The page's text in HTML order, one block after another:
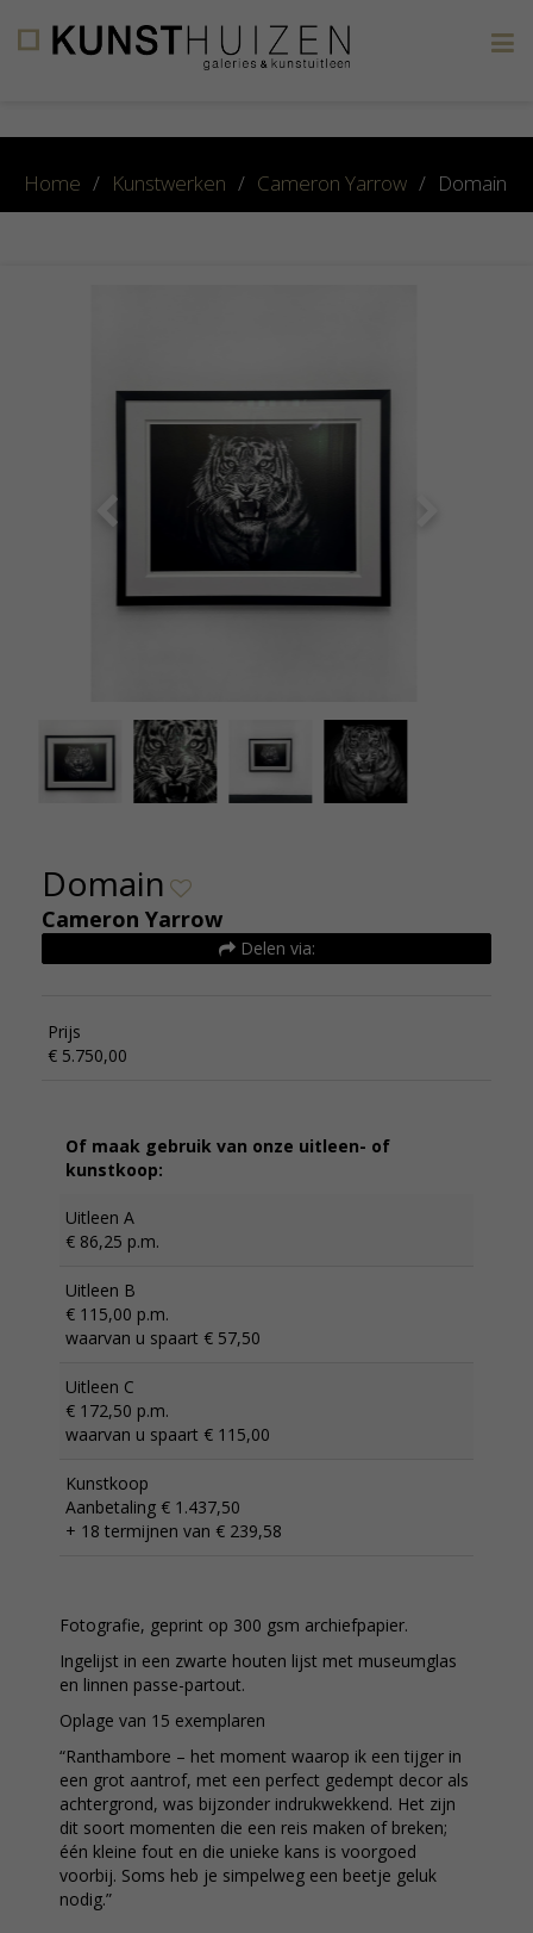
Home / Kunstwerken / Cameron Yarrow / Domain
kunsthuizen (5)
Domain
Cameron Yarrow
Delen via:
Prijs
€ 5.750,00
Of maak gebruik van onze uitleen- of
kunstkoop:
Uitleen A
€ 86,25 p.m.
Uitleen B
€ 115,00 p.m.
waarvan u spaart € 57,50
Uitleen C
€ 172,50 p.m.
waarvan u spaart € 115,00
Kunstkoop
Aanbetaling € 1.437,50
+ 18 termijnen van € 239,58
Fotografie, geprint op 300 gsm archiefpapier.
Ingelijst in een zwarte houten lijst met museumglas
en linnen passe-partout.
Oplage van 15 exemplaren
“Ranthambore – het moment waarop ik een tijger in
een grot aantrof, met een perfect gedempt decor als
achtergrond, was bijzonder indrukwekkend. Het zijn
dit soort momenten die een reis maken of breken;
één kleine fout en die unieke kans is voorgoed
voorbij. Soms heb je simpelweg een beetje geluk
nodig.”